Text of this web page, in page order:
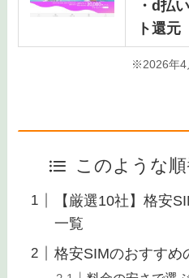
・d払
ト還元
※2026年4
このような
【厳選10社】格安
一覧
格安SIMのおすすめ